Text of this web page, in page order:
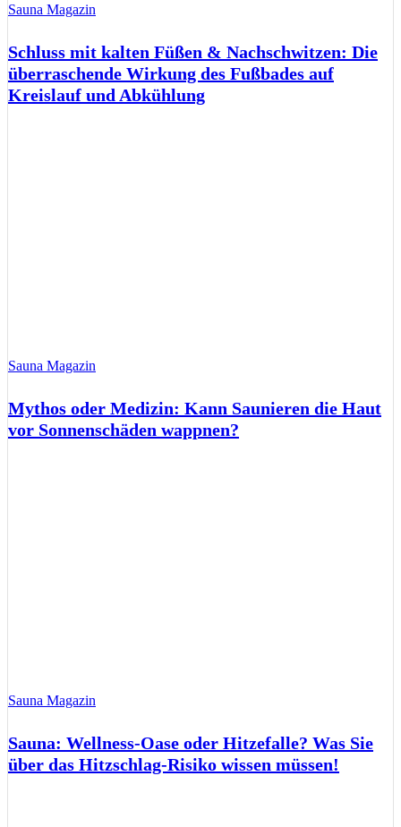
Sauna Magazin
Schluss mit kalten Füßen & Nachschwitzen: Die
überraschende Wirkung des Fußbades auf
Kreislauf und Abkühlung
Sauna Magazin
Mythos oder Medizin: Kann Saunieren die Haut
vor Sonnenschäden wappnen?
Sauna Magazin
Sauna: Wellness-Oase oder Hitzefalle? Was Sie
über das Hitzschlag-Risiko wissen müssen!